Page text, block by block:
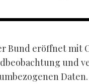
Bund eröffnet mit
und